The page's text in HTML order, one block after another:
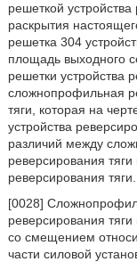
решеткой
раскрытия
решетка 304
площадь выходного
решетки устройства
сложнопрофильная
тяги, которая на
устройства
различий между
реверсирования
реверсирования тяги.
[0028]
реверсирования
со смещением
части силовой